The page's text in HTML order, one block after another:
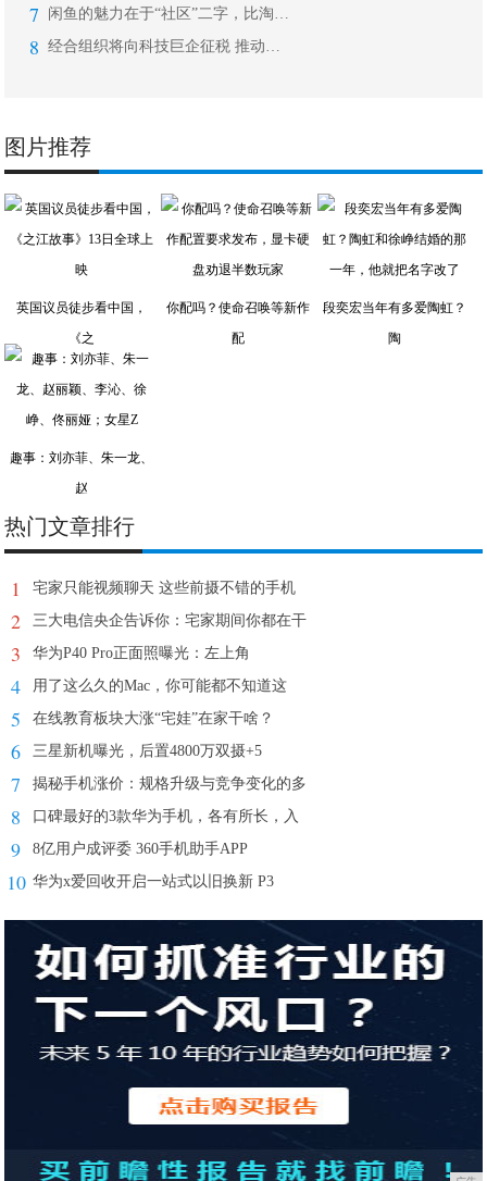
7 闲鱼的魅力在于“社区”二字，比淘宝更
8 经合组织将向科技巨企征税 推动各国分
图片推荐
英国议员徒步看中国，
《之
你配吗？使命召唤等新作
配
段奕宏当年有多爱陶虹？
陶
趣事：刘亦菲、朱一龙、
赵
热门文章排行
1 宅家只能视频聊天 这些前摄不错的手机
2 三大电信央企告诉你：宅家期间你都在干
3 华为P40 Pro正面照曝光：左上角
4 用了这么久的Mac，你可能都不知道这
5 在线教育板块大涨“宅娃”在家干啥？
6 三星新机曝光，后置4800万双摄+5
7 揭秘手机涨价：规格升级与竞争变化的多
8 口碑最好的3款华为手机，各有所长，入
9 8亿用户成评委 360手机助手APP
10 华为x爱回收开启一站式以旧换新 P3